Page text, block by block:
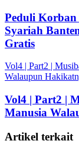
Peduli Korban
Syariah
Gratis
Vol4 | Part2 |
Walaupun
Vol4 | Part2 |
Manusia
Artikel terkait